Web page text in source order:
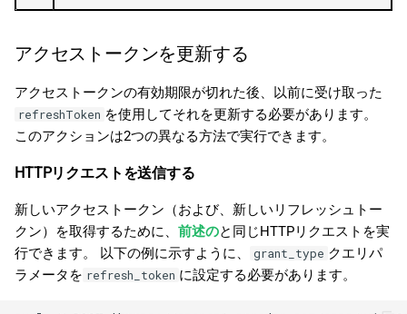
アクセストークンを更新する
アクセストークンの有効期限が切れた後、以前に受け取った
refreshToken を使用してそれを更新する必要があります。
このアクションは2つの異なる方法で実行できます。
HTTPリクエストを送信する
新しいアクセストークン（および、新しいリフレッシュトー
クン）を取得するために、 前述のと同じHTTPリクエストを実
行できます。 以下の例に示すように、
grant_type クエリパ
ラメータを refresh_token に設定する必要があります。